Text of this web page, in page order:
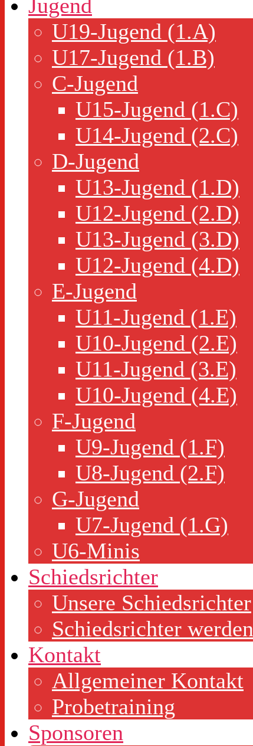
Jugend
U19-Jugend (1.A)
U17-Jugend (1.B)
C-Jugend
U15-Jugend (1.C)
U14-Jugend (2.C)
D-Jugend
U13-Jugend (1.D)
U12-Jugend (2.D)
U13-Jugend (3.D)
U12-Jugend (4.D)
E-Jugend
U11-Jugend (1.E)
U10-Jugend (2.E)
U11-Jugend (3.E)
U10-Jugend (4.E)
F-Jugend
U9-Jugend (1.F)
U8-Jugend (2.F)
G-Jugend
U7-Jugend (1.G)
U6-Minis
Schiedsrichter
Unsere Schiedsrichter
Schiedsrichter werden
Kontakt
Allgemeiner Kontakt
Probetraining
Sponsoren